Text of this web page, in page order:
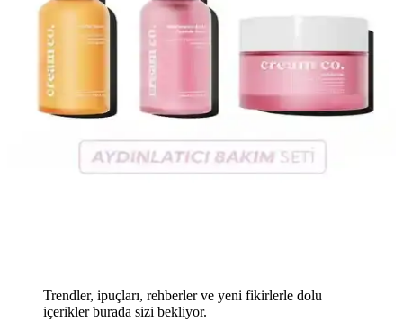
Trendler, ipuçları, rehberler ve yeni fikirlerle dolu
içerikler burada sizi bekliyor.